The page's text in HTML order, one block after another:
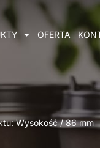
OFERTA
Wysokość / 86 mm